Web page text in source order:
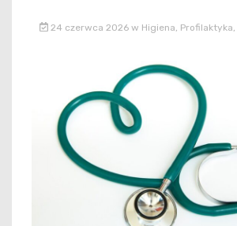
24 czerwca 2026 w Higiena Profilaktyka